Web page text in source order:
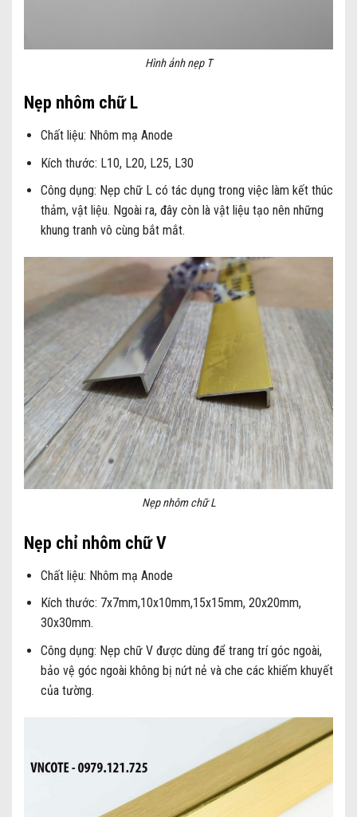
Hình ảnh nẹp T
Nẹp nhôm chữ L
Chất liệu: Nhôm mạ Anode
Kích thước: L10, L20, L25, L30
Công dụng: Nẹp chữ L có tác dụng trong việc làm kết thúc
thảm, vật liệu. Ngoài ra, đây còn là vật liệu tạo nên những
khung tranh vô cùng bắt mắt.
Nẹp nhôm chữ L
Nẹp chỉ nhôm chữ V
Chất liệu: Nhôm mạ Anode
Kích thước: 7x7mm,10x10mm,15x15mm, 20x20mm,
30x30mm.
Công dụng: Nẹp chữ V được dùng để trang trí góc ngoài,
bảo vệ góc ngoài không bị nứt nẻ và che các khiếm khuyết
của tường.